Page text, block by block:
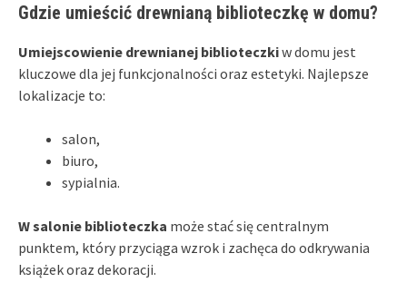
Gdzie umieścić drewnianą biblioteczkę w domu?
Umiejscowienie drewnianej biblioteczkiw domu jest
kluczowe dla jej funkcjonalności oraz estetyki. Najlepsze
lokalizacje to:
salon,
biuro,
sypialnia.
W salonie biblioteczka może stać się centralnym
punktem, który przyciąga wzrok i zachęca do odkrywania
książek oraz dekoracji.